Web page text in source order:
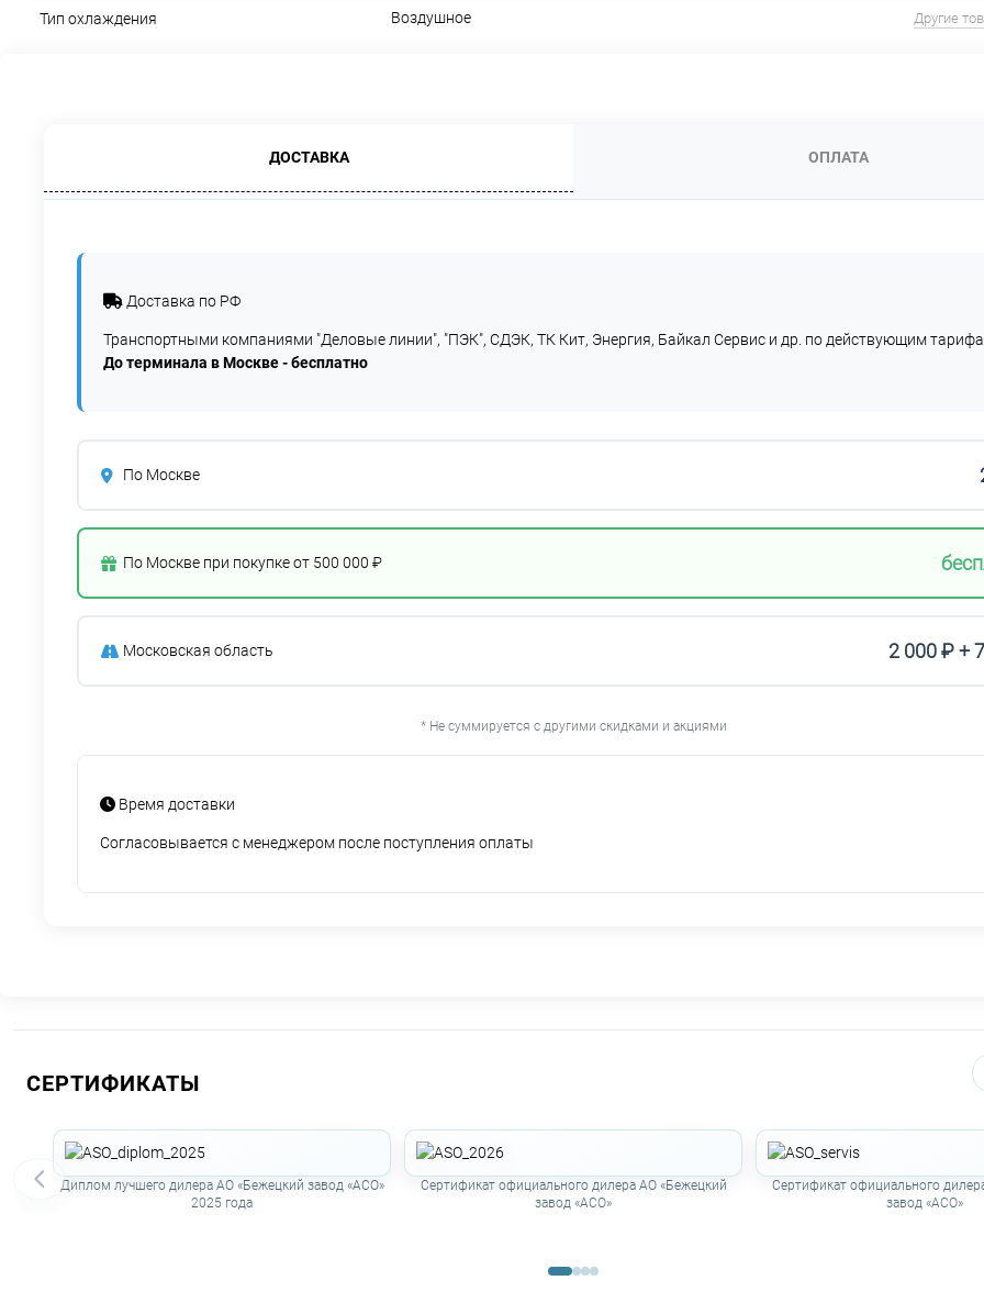
Тип охлаждения Воздушное Другие
ДОСТАВКА ОПЛАТА
Доставка по РФ
Транспортными компаниями "Деловые линии", "ПЭК", СДЭК, ТК Кит, Энергия, Байкал Сервис и др. по действующим
До терминала в Москве - бесплатно
По Москве
По Москве при покупке от 500 000 ₽
Московская область 2 000 ₽ +
* Не суммируется с другими скидками и акциями
Время доставки
Согласовывается с менеджером после поступления оплаты
СЕРТИФИКАТЫ
Диплом лучшего дилера АО «Бежецкий завод «АСО»
2025 года
Сертификат официального дилера АО «Бежецкий
завод «АСО»
Сертификат официального
завод «АСО»